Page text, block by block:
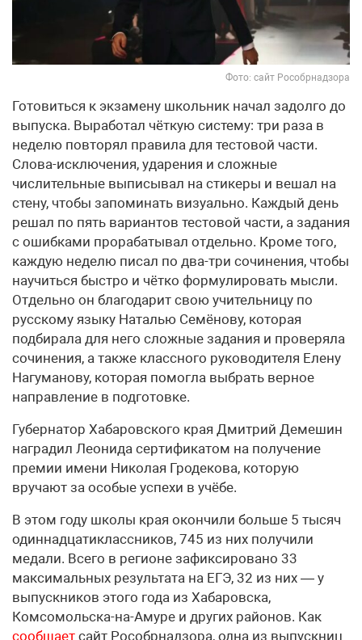
Фото: сайт Рособрнадзора
Готовиться к экзамену школьник начал задолго до
выпуска. Выработал чёткую систему: три раза в
неделю повторял правила для тестовой части.
Слова-исключения, ударения и сложные
числительные выписывал на стикеры и вешал на
стену, чтобы запоминать визуально. Каждый день
решал по пять вариантов тестовой части, а задания
с ошибками прорабатывал отдельно. Кроме того,
каждую неделю писал по два-три сочинения, чтобы
научиться быстро и чётко формулировать мысли.
Отдельно он благодарит свою учительницу по
русскому языку Наталью Семёнову, которая
подбирала для него сложные задания и проверяла
сочинения, а также классного руководителя Елену
Нагуманову, которая помогла выбрать верное
направление в подготовке.
Губернатор Хабаровского края Дмитрий Демешин
наградил Леонида сертификатом на получение
премии имени Николая Гродекова, которую
вручают за особые успехи в учёбе.
В этом году школы края окончили больше 5 тысяч
одиннадцатиклассников, 745 из них получили
медали. Всего в регионе зафиксировано 33
максимальных результата на ЕГЭ, 32 из них — у
выпускников этого года из Хабаровска,
Комсомольска-на-Амуре и других районов. Как
сообщает сайт Рособрнадзора, одна из выпускниц